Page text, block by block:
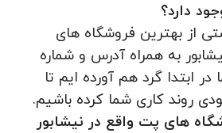
دارد؟
از بهترین فروشگاه های
به همراه آدرس و شماره
ابتدا گرد هم آورده ایم تا
روند کاری شما کرده باشیم.
های پت واقع در نیشابور